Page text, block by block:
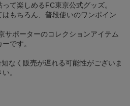
て楽しめるFC東京公式グッズ。
もちろん、普段使いのワンポイン
サポーターのコレクションアイテム
です。
なく販売が遅れる可能性がございま
。